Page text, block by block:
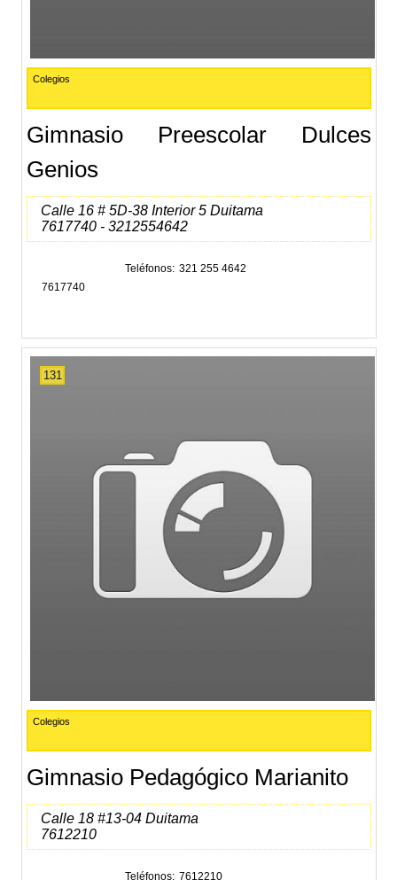
Colegios
Gimnasio Preescolar Dulces
Genios
Calle 16 # 5D-38 Interior 5 Duitama
7617740 - 3212554642
Teléfonos
321 255 4642
7617740
131
Colegios
Gimnasio Pedagógico Marianito
Calle 18 #13-04 Duitama
7612210
Teléfonos 7612210